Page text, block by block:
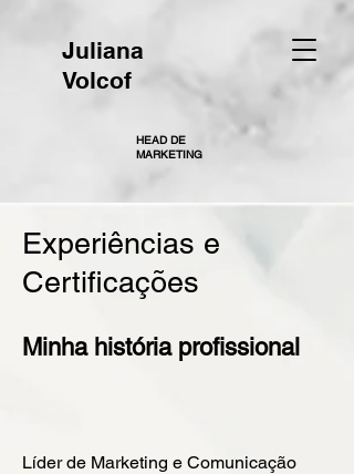
Juliana
Volcof
HEAD DE
MARKETING
Experiências e
Certificações
Minha história profissional
Líder de Marketing e Comunicação